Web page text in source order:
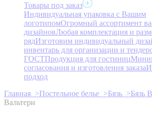
Товары под заказ
Индивидуальная упаковка с Вашим
логотипомОгромный ассортимент
дизайновЛюбая комплектация и
рядИзготовим индивидуальный
инвентарь для организации и
ГОСТПродукция для гостиниц
согласования и изготовления заказа
подход
Главная >Постельное белье >Бязь >Бязь
Вальтери